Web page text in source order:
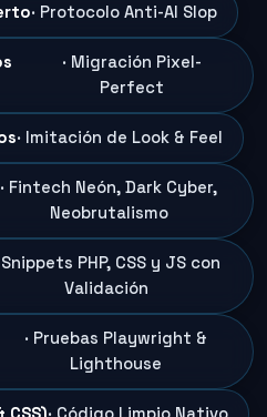
· Protocolo Anti-AI Slop
· Migración Pixel-
Perfect
· Imitación de Look & Feel
· Fintech Neón, Dark Cyber,
Neobrutalismo
Snippets PHP, CSS y JS con
Validación
· Pruebas Playwright &
Lighthouse